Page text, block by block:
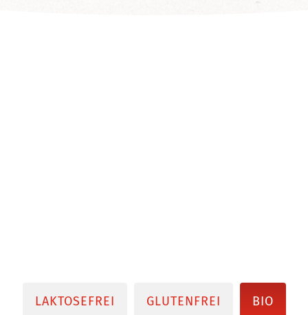
LAKTOSEFREI GLUTENFREI BIO